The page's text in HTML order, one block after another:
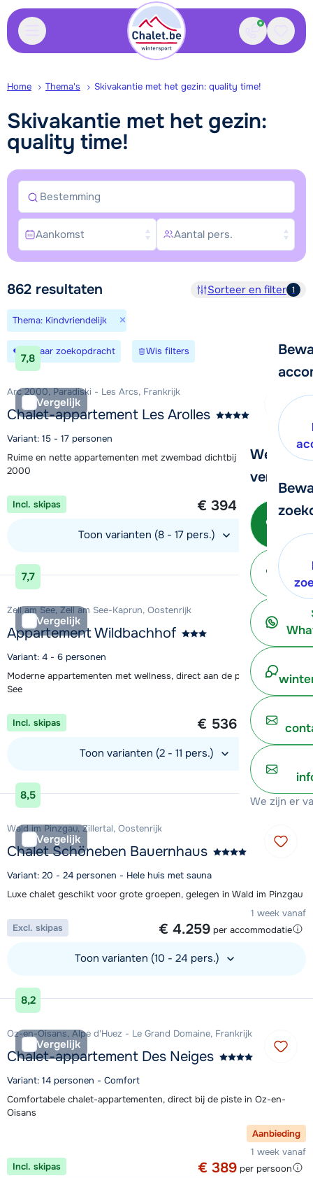
Contact
We
verder!
We zijn er
Home Thema's Skivakantie met het gezin: quality time!
Skivakantie met het gezin:
quality time!
Zoek en boek
862 resultaten Sorteer en filter 1
Thema: Kindvriendelijk ×
Bewaar zoekopdracht Wis filters
7,8
Vergelijk
Arc 2000, Paradiski - Les Arcs, Frankrijk
Chalet-appartement Les Arolles
Variant: 15 - 17 personen
Ruime en nette appartementen met zwembad dichtbij de piste in Arc
2000
1 week vanaf
€ 394 per persoon
Incl. skipas
Toon varianten (8 - 17 pers.)
Bekijk accommodatie
7,7
Vergelijk
Zell am See, Zell am See-Kaprun, Oostenrijk
Appartement Wildbachhof
Variant: 4 - 6 personen
Moderne appartementen met wellness, direct aan de piste in Zell am
See
1 week vanaf
€ 536 per persoon
Incl. skipas
Toon varianten (2 - 11 pers.)
Bekijk accommodatie
8,5
Vergelijk
Wald im Pinzgau, Zillertal, Oostenrijk
Chalet Schöneben Bauernhaus
Variant: 20 - 24 personen - Hele huis met sauna
Luxe chalet geschikt voor grote groepen, gelegen in Wald im Pinzgau
1 week vanaf
€ 4.259 per accommodatie
Excl. skipas
Toon varianten (10 - 24 pers.)
Bekijk accommodatie
8,2
Vergelijk
Oz-en-Oisans, Alpe d'Huez - Le Grand Domaine, Frankrijk
Chalet-appartement Des Neiges
Variant: 14 personen - Comfort
Comfortabele chalet-appartementen, direct bij de piste in Oz-en-
Oisans
Aanbieding
1 week vanaf
€ 389 per persoon
Incl. skipas
Bestemming
Aankomst Aantal pers.